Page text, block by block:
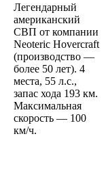
Легендарный
американский
СВП от компании
Neoteric Hovercraft
(производство —
более 50 лет). 4
места, 55 л.с.,
запас хода 193 км.
Максимальная
скорость — 100
км/ч.